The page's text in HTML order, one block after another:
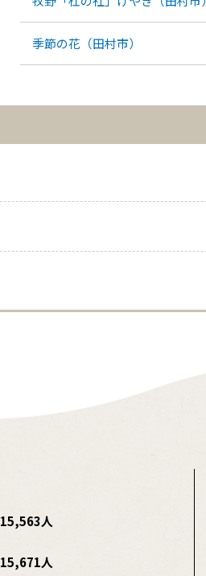
季節の花（田村市）
15,563人
15,671人